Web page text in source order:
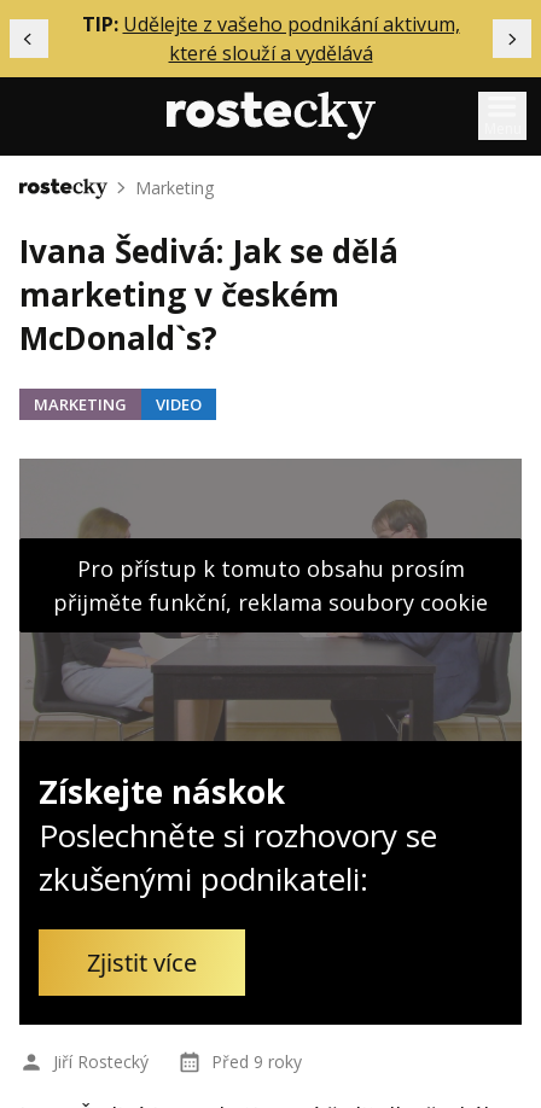
Předchozí
TIP: Udělejte z vašeho podnikání aktivum,
které slouží a vydělává
Mentoring
Podcasty
Solo
Akce
O mně
Přihlášení
Kontakt
Obchodní podmínky
Hledaná fráze Hledat
Domů Marketing
Ivana Šedivá: Jak se dělá
marketing v českém
McDonald`s?
MARKETING VIDEO
Pro přístup k tomuto obsahu prosím
přijměte funkční, reklama soubory cookie
Získejte náskok
Poslechněte si rozhovory se
zkušenými podnikateli:
Zjistit více
Jiří Rostecký Před 9 roky